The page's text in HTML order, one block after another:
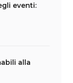
eventi:
alla